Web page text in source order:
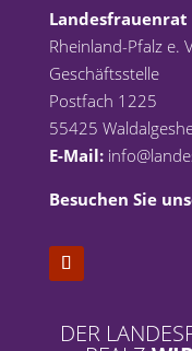
Landesfrauenrat
Rheinland-Pfalz e.
Geschäftsstelle
Postfach 1225
55425
E-Mail:
Besuchen Sie
DER